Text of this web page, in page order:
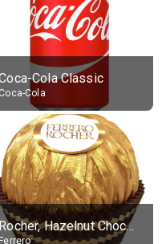
Cola Classic
Coca-Cola
Rocher, Hazelnut Chocolate Ball
Ferrero